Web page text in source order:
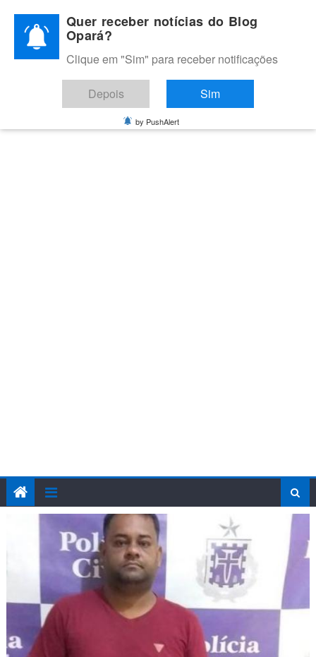
content
BLOG OPARÁ
Melhores notícias de Juazeiro, Petrolina e do Vale do São
Francisco
Quer receber notícias do Blog
Opará?
Clique em "Sim" para receber notificações
Depois Sim
by PushAlert